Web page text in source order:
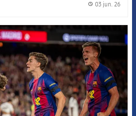
03 jun. 26
FCB Barcelona badge